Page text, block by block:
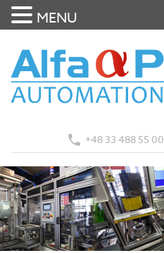
+48 33 488 55 00
MENU